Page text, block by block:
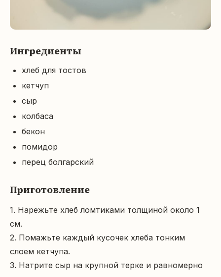
Ингредиенты
хлеб для тостов
кетчуп
сыр
колбаса
бекон
помидор
перец болгарский
Приготовление
1. Нарежьте хлеб ломтиками толщиной около 1
см.
2. Помажьте каждый кусочек хлеба тонким
слоем кетчупа.
3. Натрите сыр на крупной терке и равномерно